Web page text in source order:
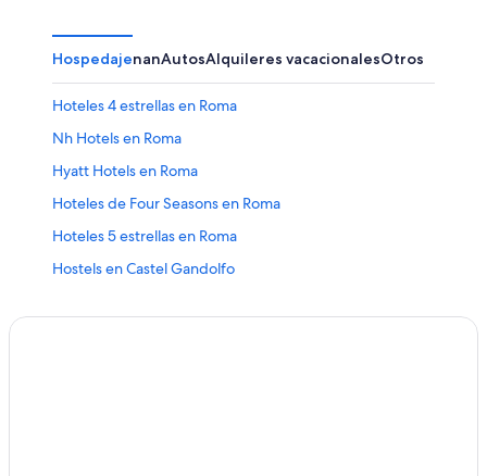
HospedajenanAutosAlquileres vacacionalesOtros
Hoteles 4 estrellas en Roma
Nh Hotels en Roma
Hyatt Hotels en Roma
Hoteles de Four Seasons en Roma
Hoteles 5 estrellas en Roma
Hostels en Castel Gandolfo